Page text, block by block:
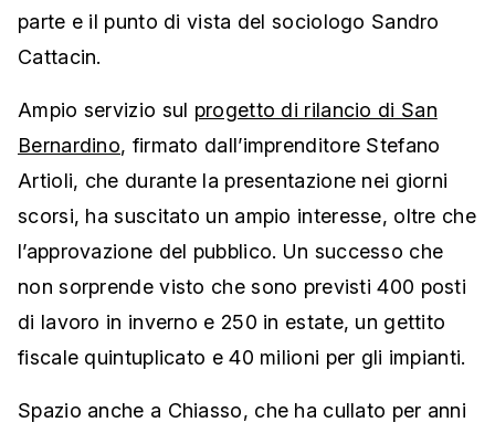
parte e il punto di vista del sociologo Sandro
Cattacin.
Ampio servizio sul progetto di rilancio di San
Bernardino, firmato dall’imprenditore Stefano
Artioli, che durante la presentazione nei giorni
scorsi, ha suscitato un ampio interesse, oltre che
l’approvazione del pubblico. Un successo che
non sorprende visto che sono previsti 400 posti
di lavoro in inverno e 250 in estate, un gettito
fiscale quintuplicato e 40 milioni per gli impianti.
Spazio anche a Chiasso, che ha cullato per anni